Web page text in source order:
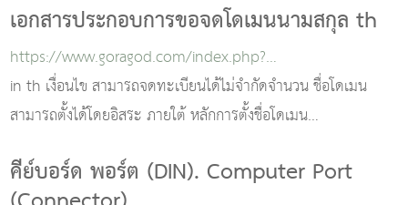
เอกสารประกอบการขอจดโดเมนนามสกุล th
https://www.goragod.com/index.php?
module=domaincondition
in th เงื่อนไข สามารถจดทะเบียนได้ไม่จำกัดจำนวน ชื่อโดเมน
สามารถตั้งได้โดยอิสระ ภายใต้ หลักการตั้งชื่อโดเมน
คีย์บอร์ด พอร์ต (DIN). Computer Port